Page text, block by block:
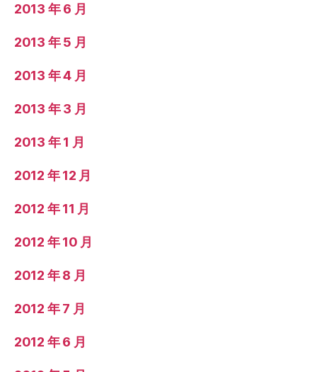
2013 年 6 月
2013 年 5 月
2013 年 4 月
2013 年 3 月
2013 年 1 月
2012 年 12 月
2012 年 11 月
2012 年 10 月
2012 年 8 月
2012 年 7 月
2012 年 6 月